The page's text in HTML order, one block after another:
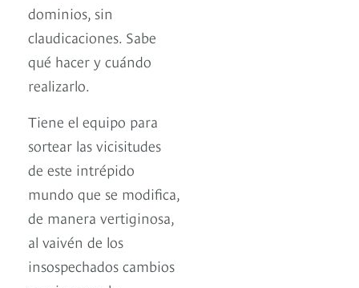
dominios, sin
claudicaciones. Sabe
qué hacer y cuándo
realizarlo.
Tiene el equipo para
sortear las vicisitudes
de este intrépido
mundo que se modifica,
de manera vertiginosa,
al vaivén de los
insospechados cambios